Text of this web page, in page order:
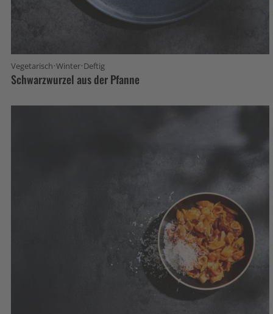
Vegetarisch·Winter·Deftig
Schwarzwurzel aus der Pfanne